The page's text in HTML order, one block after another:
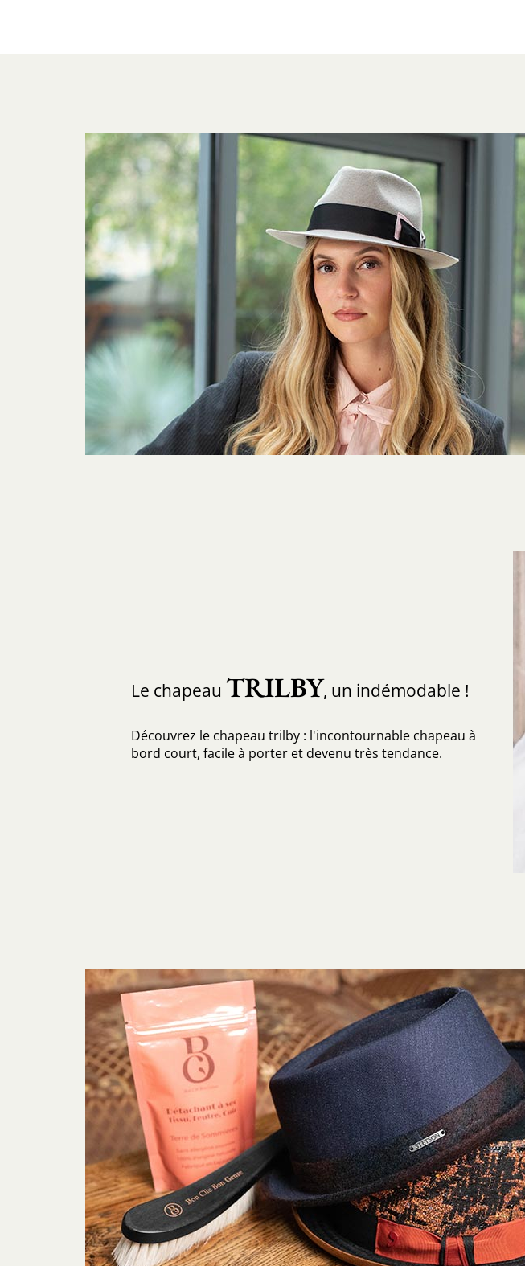
Le chapeau TRILBY, un indémodable !
Découvrez le chapeau trilby : l'incontournable chapeau à
bord court, facile à porter et devenu très tendance.